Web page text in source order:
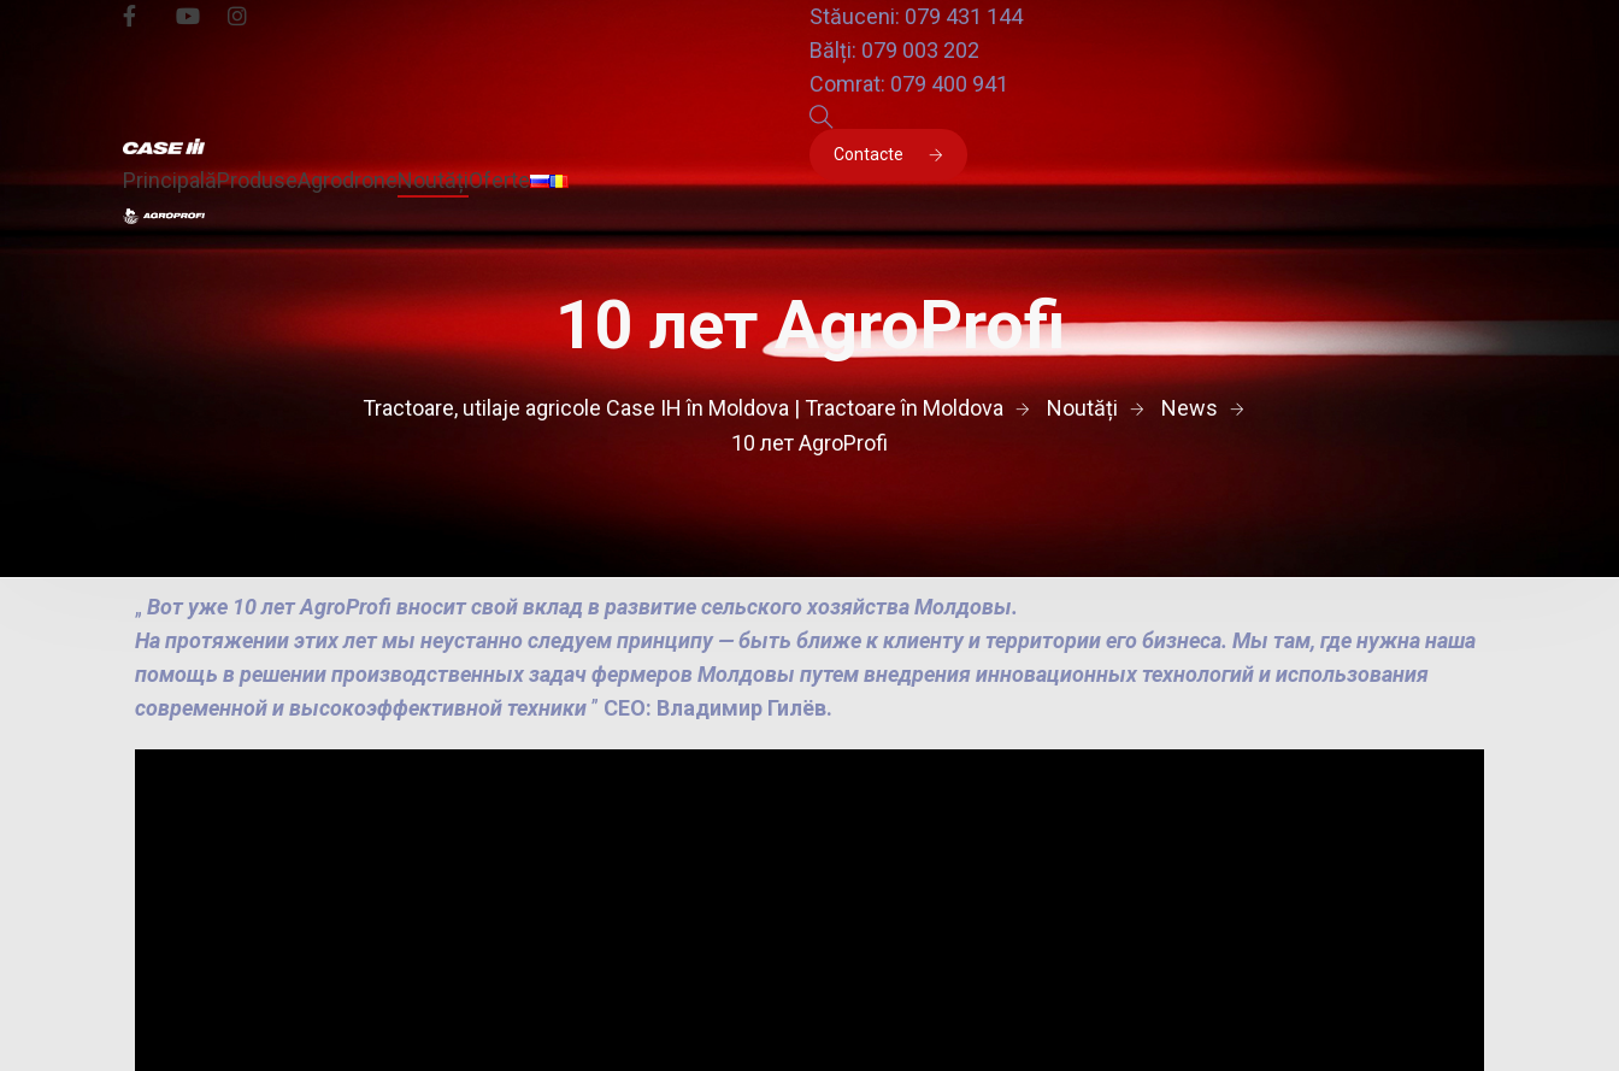
Stăuceni: 079 431 144
Bălți: 079 003 202
Comrat: 079 400 941
PrincipalăProduseAgrodroneNoutățiOferte
Contacte
10 лет AgroProfi
Tractoare, utilaje agricole Case IH în Moldova | Tractoare în Moldova Noutăți
News
10 лет AgroProfi
„ Вот уже 10 лет AgroProfi вносит свой вклад в развитие сельского хозяйства Молдовы.
На протяжении этих лет мы неустанно следуем принципу — быть ближе к клиенту и территории его бизнеса. Мы там, где нужна наша
помощь в решении производственных задач фермеров Молдовы путем внедрения инновационных технологий и использования
современной и высокоэффективной техники” CEO: Владимир Гилёв.